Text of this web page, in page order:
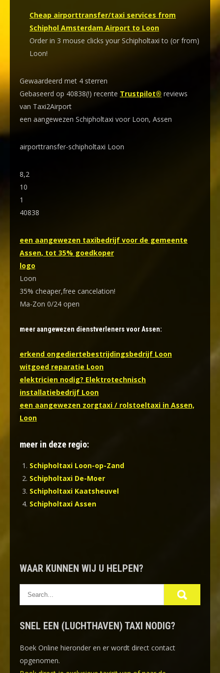
Cheap airporttransfer/taxi services from
Schiphol Amsterdam Airport to Loon
Order in 3 mouse clicks your Schipholtaxi to (or from)
Loon!
Gewaardeerd met 4 sterren
Gebaseerd op 40838(!) recente Trustpilot® reviews
van Taxi2Airport
een aangewezen Schipholtaxi voor Loon, Assen
airporttransfer-schipholtaxi Loon
8,2
10
1
40838
een aangewezen taxibedrijf voor de gemeente
Assen, tot 35% goedkoper
logo
Loon
35% cheaper,free cancelation!
Ma-Zon 0/24 open
meer aangewezen dienstverleners voor Assen:
erkend ongediertebestrijdingsbedrijf Loon
witgoed reparatie Loon
elektricien nodig? Elektrotechnisch
installatiebedrijf Loon
een aangewezen zorgtaxi / rolstoeltaxi in Assen,
Loon
meer in deze regio:
Schipholtaxi Loon-op-Zand
Schipholtaxi De-Moer
Schipholtaxi Kaatsheuvel
Schipholtaxi Assen
WAAR KUNNEN WIJ U HELPEN?
SNEL EEN (LUCHTHAVEN) TAXI NODIG?
Boek Online hieronder en er wordt direct contact
opgenomen.